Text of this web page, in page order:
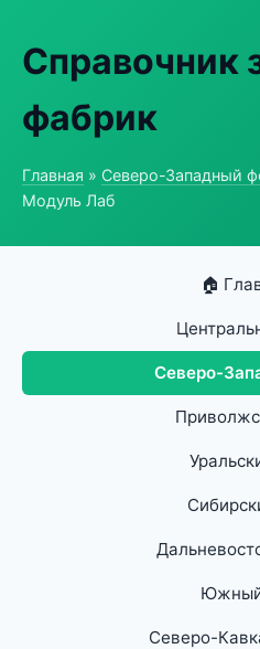
Справочник
фабрик
Главная » Северо-Западный
Модуль Лаб
🏠
Северо-
Северо-